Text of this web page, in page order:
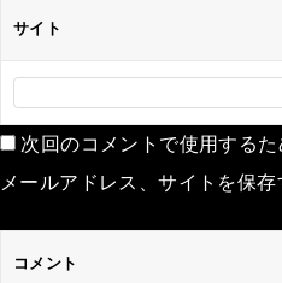
サイト
次回のコメントで使用する
メールアドレス、サイトを保存
コメント